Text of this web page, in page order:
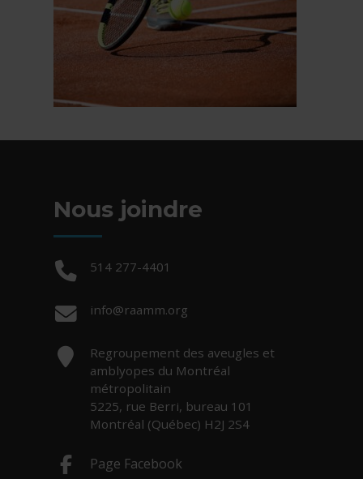
Nous joindre
Téléphone :
514 277-4401
Courriel :
info@raamm.org
Adresse :
Regroupement des aveugles et
amblyopes du Montréal
métropolitain
5225, rue Berri, bureau 101
Montréal (Québec) H2J 2S4
Page Facebook